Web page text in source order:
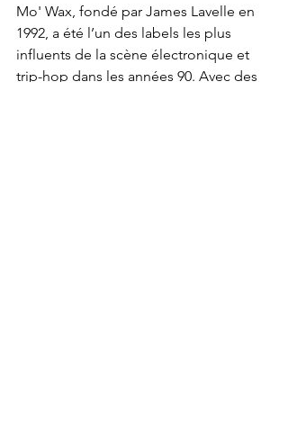
Mo' Wax, fondé par James Lavelle en
1992, a été l’un des labels les plus
influents de la scène électronique et
trip-hop dans les années 90. Avec des